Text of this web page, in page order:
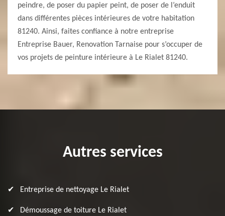
peindre, de poser du papier peint, de poser de l’enduit
dans différentes pièces intérieures de votre habitation
81240. Ainsi, faites confiance à notre entreprise
Entreprise Bauer, Renovation Tarnaise pour s’occuper de
vos projets de peinture intérieure à Le Rialet 81240.
Autres services
Entreprise de nettoyage Le Rialet
Démoussage de toiture Le Rialet